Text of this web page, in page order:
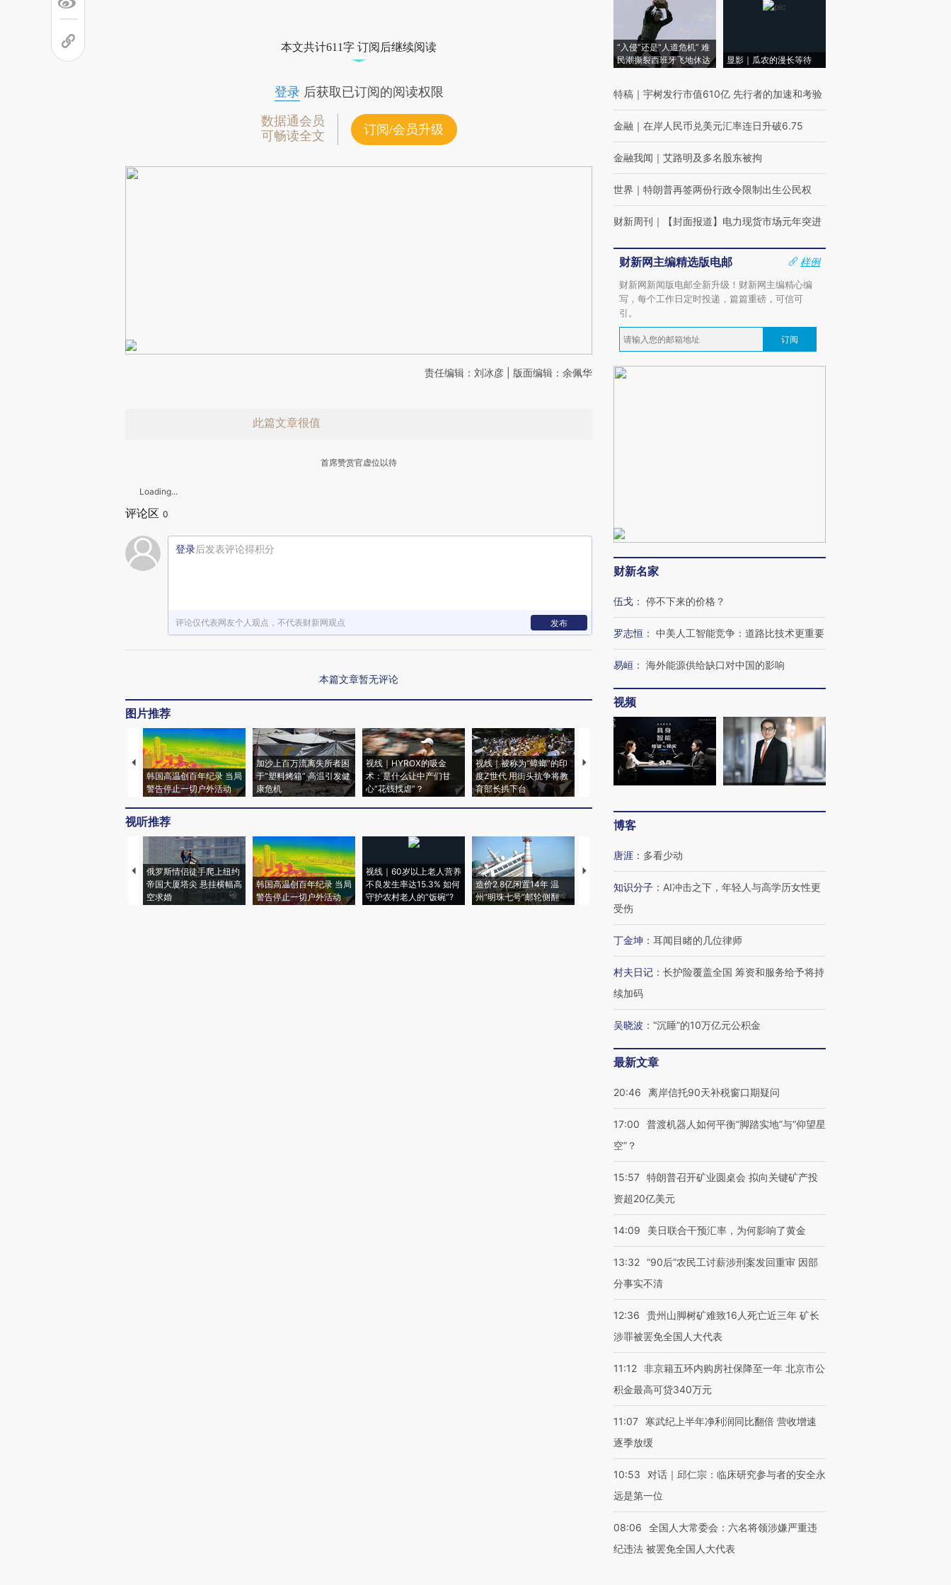
本文共计611字 订阅后继续阅读
登录后获取已订阅的阅读权限
数据通会员
可畅读全文
订阅/会员升级
责任编辑：刘冰彦 | 版面编辑：余佩华
此篇文章很值
首席赞赏官虚位以待
Loading...
评论区 0
登录后发表评论得积分
评论仅代表网友个人观点，不代表财新网观点 发布
本篇文章暂无评论
图片推荐
韩国高温创百年纪录 当局
警告停止一切户外活动
加沙上百万流离失所者困
于“塑料烤箱” 高温引发健
康危机
视线｜HYROX的吸金
术：是什么让中产们甘
心“花钱找虐”？
视线｜被称为“蟑螂”的印
度Z世代 用街头抗争将教
育部长拱下台
视线｜“入侵”还是“人道危
机”？难民潮撕裂西班牙
飞地休达
湖北宜昌局部短时降雨
128毫米 紧急转移近
4000人
哈尔滨遭遇短时极端强降
雨 3小时累计雨量超80毫
米
视听推荐
俄罗斯情侣徒手爬上纽约
帝国大厦塔尖 悬挂横幅高
空求婚
韩国高温创百年纪录 当局
警告停止一切户外活动
视线｜60岁以上老人营养
不良发生率达15.3% 如何
守护农村老人的“饭碗”?
造价2.8亿闲置14年 温
州“明珠七号”邮轮侧翻
特朗普出席葬礼疑似打瞌
睡引争议 白宫怒斥批评
38岁梅西上演帽子戏法
视线｜极端高温致多瑙河
水位跌破纪录 二战沉船与
“入侵”还是“人道危机” 难
民潮撕裂西班牙飞地休达
显影｜瓜农的漫长等待
特稿 ｜ 宇树发行市值610亿 先行者的加速和考验
金融 ｜ 在岸人民币兑美元汇率连日升破6.75
金融我闻 ｜ 艾路明及多名股东被拘
世界 ｜ 特朗普再签两份行政令限制出生公民权
财新周刊 ｜ 【封面报道】电力现货市场元年突进
财新网主编精选版电邮
样例
财新网新闻版电邮全新升级！财新网主编精心编
写，每个工作日定时投递，篇篇重磅，可信可
引。
订阅
财新名家
伍戈 ： 停不下来的价格？
罗志恒 ： 中美人工智能竞争：道路比技术更重要
易峘 ： 海外能源供给缺口对中国的影响
视频
博客
唐涯 ： 多看少动
知识分子 ： AI冲击之下，年轻人与高学历女性更
受伤
丁金坤 ： 耳闻目睹的几位律师
村夫日记 ： 长护险覆盖全国 筹资和服务给予将持
续加码
吴晓波 ： “沉睡”的10万亿元公积金
最新文章
20:46 离岸信托90天补税窗口期疑问
17:00
普渡机器人如何平衡“脚踏实地”与“仰望星
空”？
15:57 特朗普召开矿业圆桌会 拟向关键矿产投
资超20亿美元
14:09 美日联合干预汇率，为何影响了黄金
13:32 “90后”农民工讨薪涉刑案发回重审 因部
分事实不清
12:36
贵州山脚树矿难致16人死亡近三年 矿长
涉罪被罢免全国人大代表
11:12 非京籍五环内购房社保降至一年 北京市公
积金最高可贷340万元
11:07
寒武纪上半年净利润同比翻倍 营收增速
逐季放缓
10:53
对话｜邱仁宗：临床研究参与者的安全永
远是第一位
08:06
全国人大常委会：六名将领涉嫌严重违
纪违法 被罢免全国人大代表